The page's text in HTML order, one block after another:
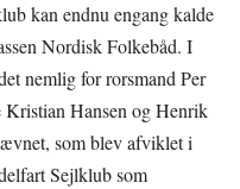
kan endnu engang kalde
Nordisk Folkebåd. I
nemlig for rorsmand Per
Kristian Hansen og Henrik
som blev afviklet i
Sejlklub som